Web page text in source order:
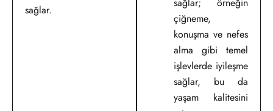
sağlar.
sağlar; örneğin
çiğneme,
konuşma ve nefes
alma gibi temel
işlevlerde iyileşme
sağlar, bu da
yaşam kalitesini